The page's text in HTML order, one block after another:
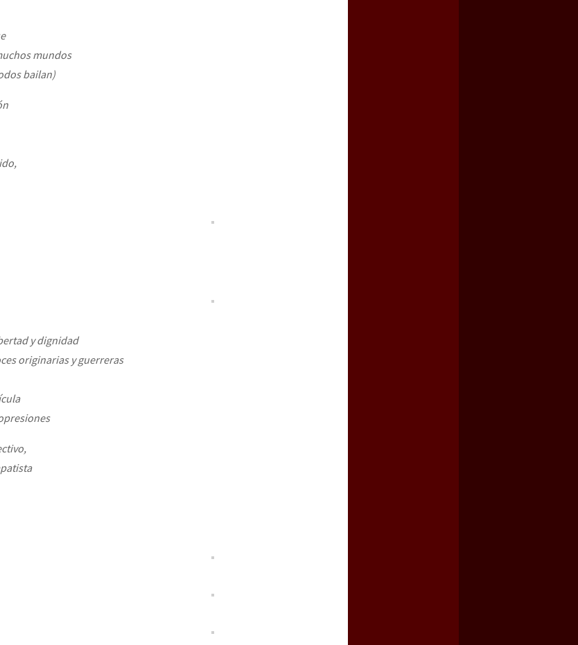
años de Resistencia y Rebeldía
mundos
bailan)
y dignidad
originarias y guerreras